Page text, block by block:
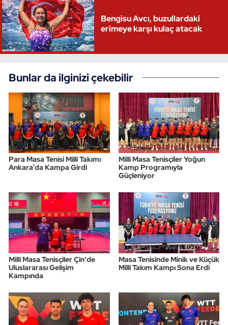
Bengisu Avcı, buzullardaki
erimeye karşı kulaç atacak
Bunlar da ilginizi çekebilir
Para Masa Tenisi Milli Takımı
Ankara’da Kampa Girdi
Milli Masa Tenisçiler Yoğun
Kamp Programıyla
Güçleniyor
Milli Masa Tenisçiler Çin'de
Uluslararası Gelişim
Kampında
Masa Tenisinde Minik ve Küçük
Milli Takım Kampı Sona Erdi